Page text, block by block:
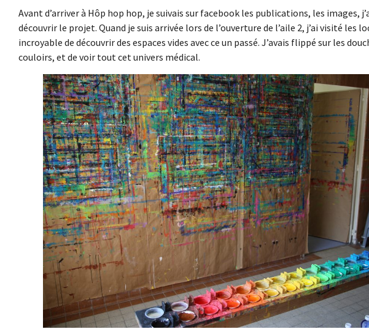
Avant d’arriver à Hôp hop hop, je suivais sur facebook les publications, les images,
découvrir le projet. Quand je suis arrivée lors de l’ouverture de l’aile 2, j’ai visité les
incroyable de découvrir des espaces vides avec ce un passé. J’avais flippé sur les
couloirs, et de voir tout cet univers médical.